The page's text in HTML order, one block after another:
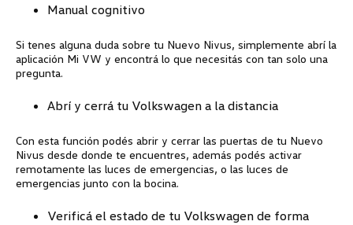
Manual cognitivo
Si tenes alguna duda sobre tu Nuevo Nivus, simplemente abrí la
aplicación Mi VW y encontrá lo que necesitás con tan solo una
pregunta.
Abrí y cerrá tu Volkswagen a la distancia
Con esta función podés abrir y cerrar las puertas de tu Nuevo
Nivus desde donde te encuentres, además podés activar
remotamente las luces de emergencias, o las luces de
emergencias junto con la bocina.
Verificá el estado de tu Volkswagen de forma